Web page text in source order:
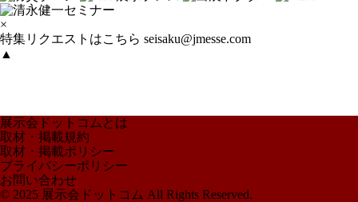
×
特集リクエストはこちら seisaku@jmesse.com
展示会ドットコムとは
取材・掲載規約
取材・掲載ポリシー
プライバシーポリシー
お問い合わせ
© 2025 展示会ドットコム All Rights Reserved.
▲